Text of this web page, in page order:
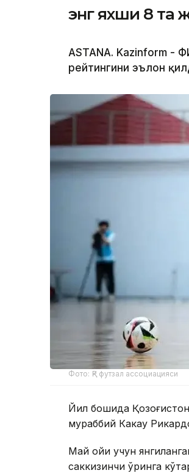
энг яхши 8 та
ASTANA. Kazinform -
рейтингини эълон
Фото: ҚР футзал ассоциацияси
Йил бошида Қозоғистон
мураббий Какау
Май ойи учун
саккизинчи ўринга